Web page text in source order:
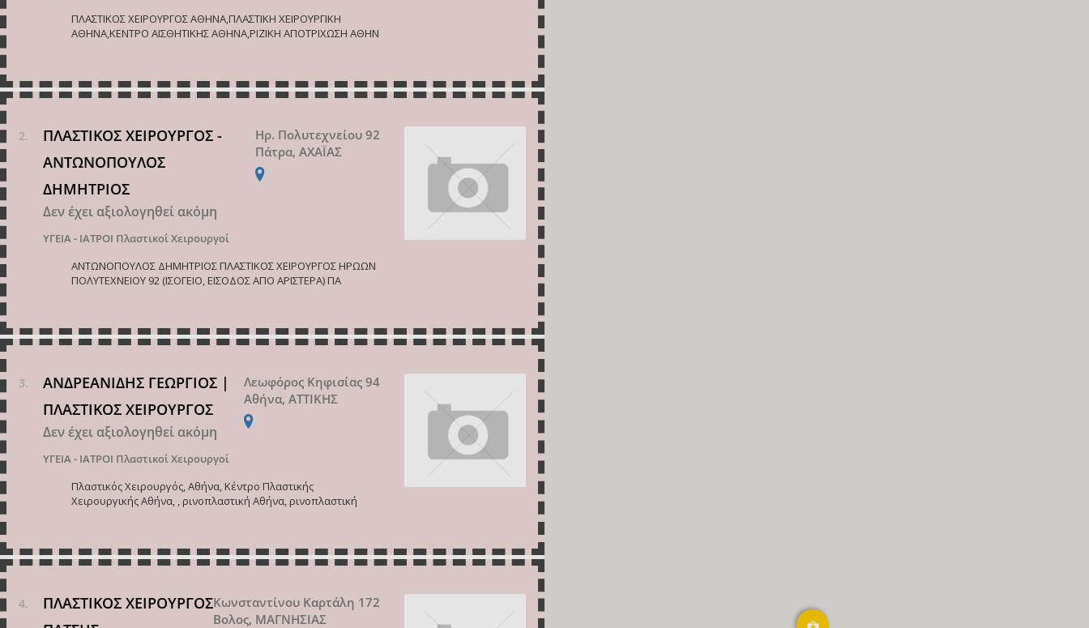
ΠΛΑΣΤΙΚΟΣ ΧΕΙΡΟΥΡΓΟΣ ΑΘΗΝΑ,ΠΛΑΣΤΙΚΗ ΧΕΙΡΟΥΡΓΙΚΗ
ΑΘΗΝΑ,ΚΕΝΤΡΟ ΑΙΣΘΗΤΙΚΗΣ ΑΘΗΝΑ,ΡΙΖΙΚΗ ΑΠΟΤΡΙΧΩΣΗ ΑΘΗΝ
ΠΛΑΣΤΙΚΟΣ ΧΕΙΡΟΥΡΓΟΣ -
ΑΝΤΩΝΟΠΟΥΛΟΣ
ΔΗΜΗΤΡΙΟΣ
Δεν έχει αξιολογηθεί ακόμη
ΥΓΕΙΑ - ΙΑΤΡΟΙ Πλαστικοί Χειρουργοί
Ηρ. Πολυτεχνείου 92
Πάτρα, ΑΧΑΪΑΣ
ΑΝΤΩΝΟΠΟΥΛΟΣ ΔΗΜΗΤΡΙΟΣ ΠΛΑΣΤΙΚΟΣ ΧΕΙΡΟΥΡΓΟΣ ΗΡΩΩΝ
ΠΟΛΥΤΕΧΝΕΙΟΥ 92 (ΙΣΟΓΕΙΟ, ΕΙΣΟΔΟΣ ΑΠΟ ΑΡΙΣΤΕΡΑ) ΠΑ
ΑΝΔΡΕΑΝΙΔΗΣ ΓΕΩΡΓΙΟΣ |
ΠΛΑΣΤΙΚΟΣ ΧΕΙΡΟΥΡΓΟΣ
Δεν έχει αξιολογηθεί ακόμη
ΥΓΕΙΑ - ΙΑΤΡΟΙ Πλαστικοί Χειρουργοί
Λεωφόρος Κηφισίας 94
Αθήνα, ΑΤΤΙΚΗΣ
Πλαστικός Χειρουργός, Αθήνα, Κέντρο Πλαστικής
Χειρουργικής Αθήνα, , ρινοπλαστική Αθήνα, ρινοπλαστική
ΠΛΑΣΤΙΚΟΣ ΧΕΙΡΟΥΡΓΟΣΚωνσταντίνου Καρτάλη 172
Βολος, ΜΑΓΝΗΣΙΑΣ